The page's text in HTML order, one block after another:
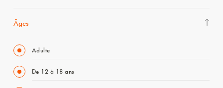
Âges
Adulte
De 12 à 18 ans